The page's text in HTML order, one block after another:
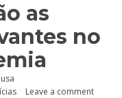
as
no
Leave a comment